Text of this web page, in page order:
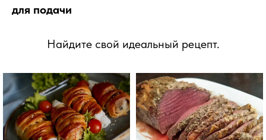
для подачи
Найдите свой идеальный рецепт.